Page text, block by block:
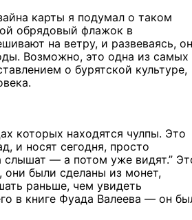
карты я подумал о таком
обрядовый флажок в
на ветру, и развеваясь, он
Возможно, это одна из самых
о бурятской культуре,
которых находятся чулпы. Это
и носят сегодня, просто
слышат — а потом уже видят.”
они были сделаны из монет,
раньше, чем увидеть
в книге Фуада Валеева — он